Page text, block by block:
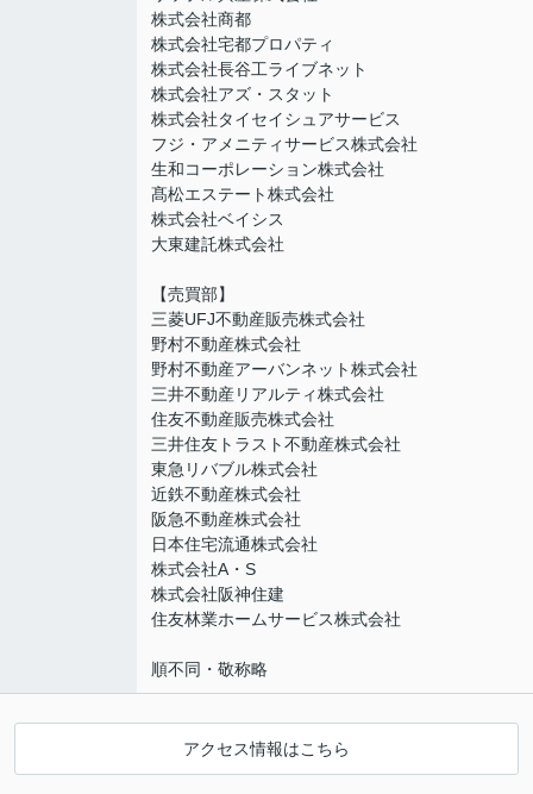
株式会社商都
株式会社宅都プロパティ
株式会社長谷工ライブネット
株式会社アズ・スタット
株式会社タイセイシュアサービス
フジ・アメニティサービス株式会社
生和コーポレーション株式会社
髙松エステート株式会社
株式会社ベイシス
大東建託株式会社
【売買部】
三菱UFJ不動産販売株式会社
野村不動産株式会社
野村不動産アーバンネット株式会社
三井不動産リアルティ株式会社
住友不動産販売株式会社
三井住友トラスト不動産株式会社
東急リバブル株式会社
近鉄不動産株式会社
阪急不動産株式会社
日本住宅流通株式会社
株式会社A・S
株式会社阪神住建
住友林業ホームサービス株式会社
順不同・敬称略
アクセス情報はこちら